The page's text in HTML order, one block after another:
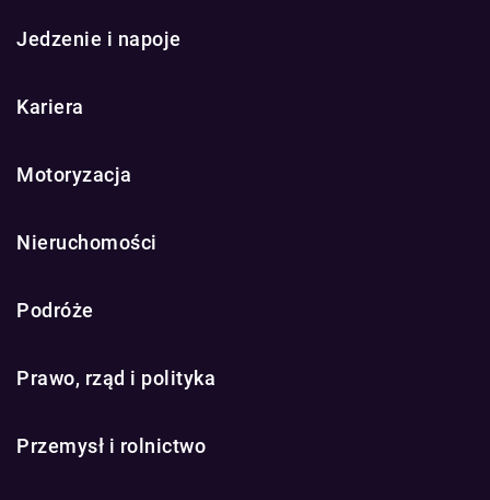
Jedzenie i napoje
Kariera
Motoryzacja
Nieruchomości
Podróże
Prawo, rząd i polityka
Przemysł i rolnictwo